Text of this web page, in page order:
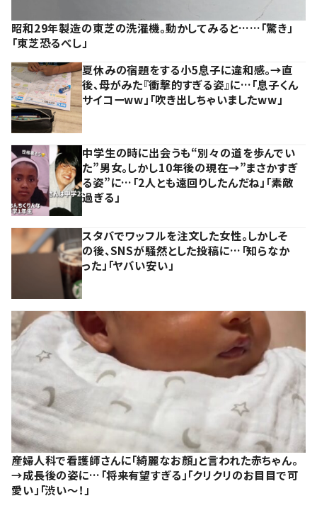
昭和29年製造の東芝の洗濯機。動かしてみると……「驚き」
「東芝恐るべし」
夏休みの宿題をする小5息子に違和感。→直
後、母がみた『衝撃的すぎる姿』に…「息子くん
サイコーww」「吹き出しちゃいましたww」
中学生の時に出会うも“別々の道を歩んでい
た”男女。しかし10年後の現在→”まさかすぎ
る姿”に…「2人とも遠回りしたんだね」「素敵
過ぎる」
スタバでワッフルを注文した女性。しかしそ
の後、SNSが騒然とした投稿に…「知らなか
った」「ヤバい安い」
産婦人科で看護師さんに「綺麗なお顔」と言われた赤ちゃん。
→成長後の姿に…「将来有望すぎる」「クリクリのお目目で可
愛い」「渋い～！」